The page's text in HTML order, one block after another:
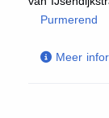
Purmerend
Meer